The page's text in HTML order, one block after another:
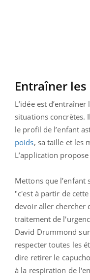
Entraîner
L’idée est
situations concrètes.
le profil de l’enfant
poids, sa taille et les
L’application
Mettons que
"c'est à partir de
devoir aller chercher
traitement de
David Drummond sur
respecter toutes les
dire retirer le
à la respiration de